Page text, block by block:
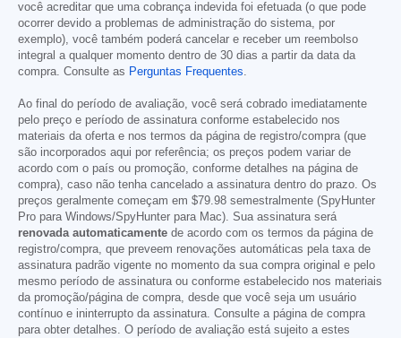
você acreditar que uma cobrança indevida foi efetuada (o que pode
ocorrer devido a problemas de administração do sistema, por
exemplo), você também poderá cancelar e receber um reembolso
integral a qualquer momento dentro de 30 dias a partir da data da
compra. Consulte as Perguntas Frequentes.
Ao final do período de avaliação, você será cobrado imediatamente
pelo preço e período de assinatura conforme estabelecido nos
materiais da oferta e nos termos da página de registro/compra (que
são incorporados aqui por referência; os preços podem variar de
acordo com o país ou promoção, conforme detalhes na página de
compra), caso não tenha cancelado a assinatura dentro do prazo. Os
preços geralmente começam em $79.98 semestralmente (SpyHunter
Pro para Windows/SpyHunter para Mac). Sua assinatura será
renovada automaticamente de acordo com os termos da página de
registro/compra, que preveem renovações automáticas pela taxa de
assinatura padrão vigente no momento da sua compra original e pelo
mesmo período de assinatura ou conforme estabelecido nos materiais
da promoção/página de compra, desde que você seja um usuário
contínuo e ininterrupto da assinatura. Consulte a página de compra
para obter detalhes. O período de avaliação está sujeito a estes